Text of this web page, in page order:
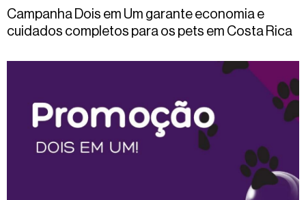
Campanha Dois em Um garante economia e
cuidados completos para os pets em Costa Rica